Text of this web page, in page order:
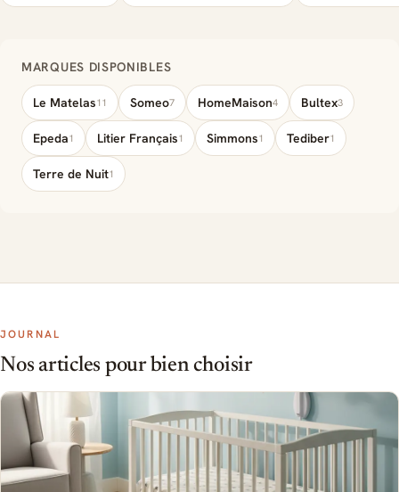
MARQUES DISPONIBLES
Le Matelas11 Someo7 HomeMaison4 Bultex3
Epeda1 Litier Français1 Simmons1 Tediber1
Terre de Nuit1
JOURNAL
Nos articles pour bien choisir